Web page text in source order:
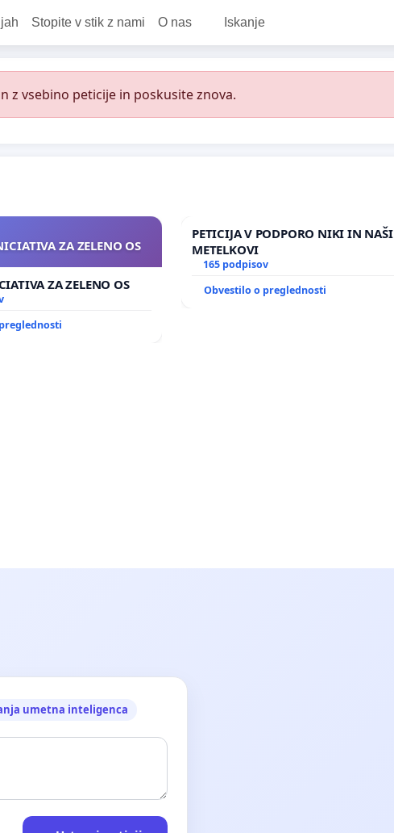
Stopite v stik z nami O nas Iskanje
z vsebino peticije in poskusite znova.
ZA ZELENO OS
ZA ZELENO OS
PETICIJA V PODPORO NIKI IN NAŠI
METELKOVI
165 podpisov
Obvestilo o preglednosti
umetna inteligenca